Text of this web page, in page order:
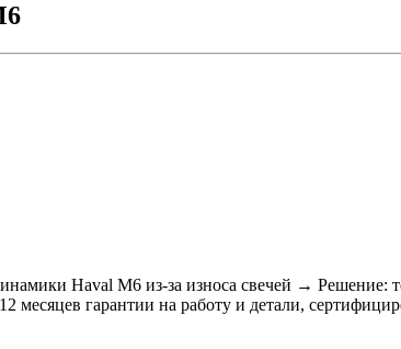
Haval M6 из-за износа свечей → Решение:
гарантии на работу и детали,